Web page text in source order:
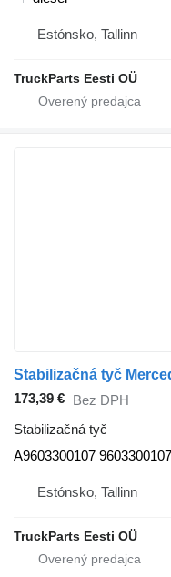
Estónsko, Tallinn
TruckParts Eesti OÜ
173,39 € Bez DPH
Stabilizačná tyč
A9603300107 9603300107
Estónsko, Tallinn
TruckParts Eesti OÜ